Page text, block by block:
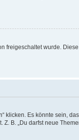
freigeschaltet wurde.
klicken. Es könnte sein,
B. „Du darfst neue